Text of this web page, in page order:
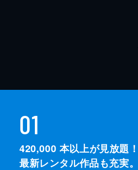
01
420,000 本以上が見放題！
最新レンタル作品も充実。